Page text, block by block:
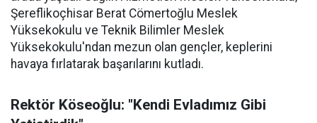
Şereflikoçhisar Berat Cömertoğlu Meslek
Yüksekokulu ve Teknik Bilimler Meslek
Yüksekokulu'ndan mezun olan gençler, keplerini
havaya fırlatarak başarılarını kutladı.
Rektör Köseoğlu: "Kendi Evladımız Gibi